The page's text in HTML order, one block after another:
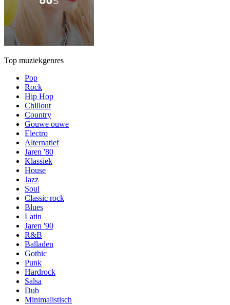
Top muziekgenres
Pop
Rock
Hip Hop
Chillout
Country
Gouwe ouwe
Electro
Alternatief
Jaren '80
Klassiek
House
Jazz
Soul
Classic rock
Blues
Latin
Jaren '90
R&B
Balladen
Gothic
Punk
Hardrock
Salsa
Dub
Minimalistisch